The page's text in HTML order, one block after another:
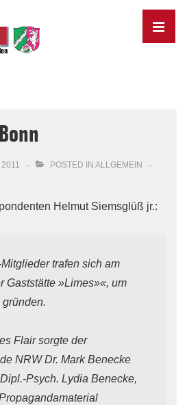
MENU
POSTED IN ALLGEMEIN
Helmut Siemsglüß jr.:
trafen sich am
Gaststätte »Limes»«, um
Flair sorgte der
NRW Dr. Mark Benecke
Psych. Lydia Benecke,